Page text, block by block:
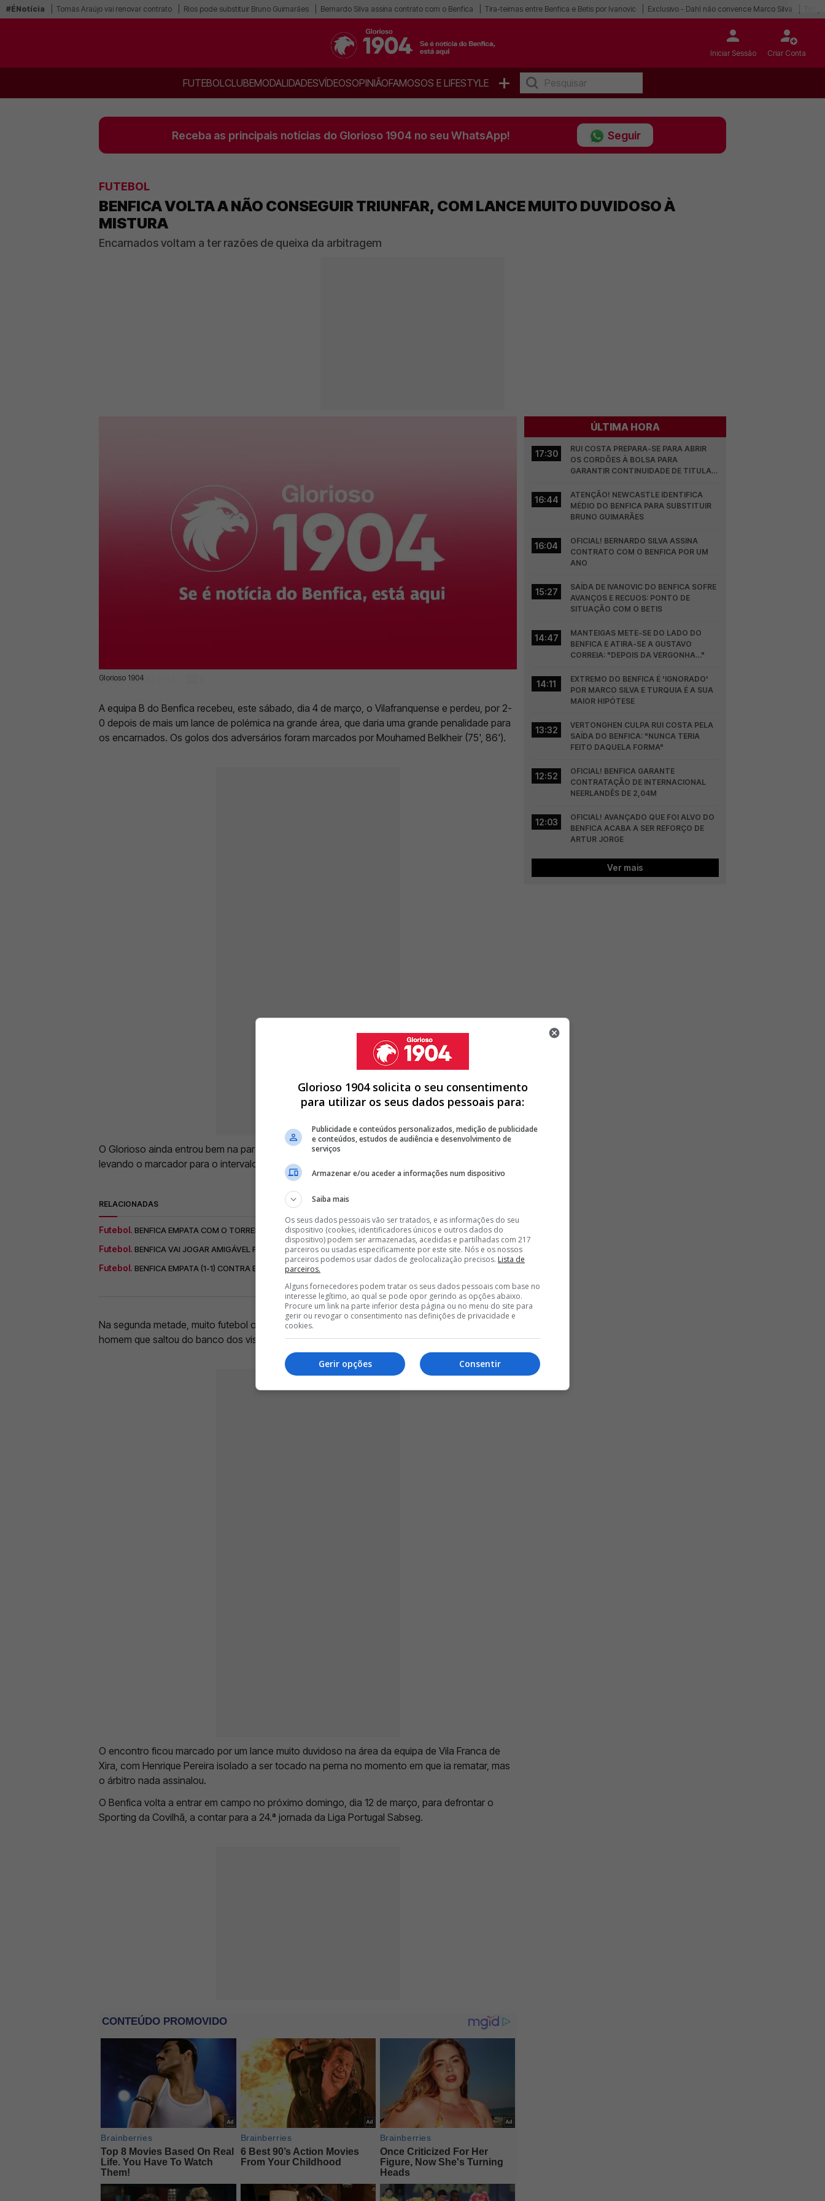
#ÉNotícia Tomás Araújo vai renovar contrato Ríos pode substituir Bruno Guimarães Bernardo Silva assina contrato com o Benfica Tira-teimas entre Benfica e Betis por Ivanovic Exclusivo - Dahl não convence Marco Silva
Iniciar Sessão Criar Conta
FUTEBOLCLUBEMODALIDADESVÍDEOSOPINIÃOFAMOSOS E LIFESTYLE +
Receba as principais notícias do Glorioso 1904 no seu WhatsApp! Seguir
FUTEBOL
BENFICA VOLTA A NÃO CONSEGUIR TRIUNFAR, COM LANCE MUITO DUVIDOSO À
MISTURA
Encarnados voltam a ter razões de queixa da arbitragem
Glorioso 1904
04 Mar 2023 | 11:57 |
A equipa B do Benfica recebeu, este sábado, dia 4 de março, o Vilafranquense e perdeu, por 2-
0 depois de mais um lance de polémica na grande área, que daria uma grande penalidade para
os encarnados. Os golos dos adversários foram marcados por Mouhamed Belkheir (75', 86').
O Glorioso ainda entrou bem na partida, impondo-se a um dos melhores conjuntos da divisão,
levando o marcador para o intervalo com um nulo.
RELACIONADAS
Futebol. BENFICA EMPATA COM O TORREENSE (1-1) E VOLTA A FRAQUEJAR
Futebol. BENFICA VAI JOGAR AMIGÁVEL FRENTE AO AL NASSR DAQUI A POUCOS DIAS
Futebol. BENFICA EMPATA (1-1) CONTRA EQUIPA DA LIGA 3 E AINDA NÃO VENCEU
< >
Na segunda metade, muito futebol ofensivo e as águias esqueceram-se de defender, com um
homem que saltou do banco dos visitantes a resolver a partida.
O encontro ficou marcado por um lance muito duvidoso na área da equipa de Vila Franca de
Xira, com Henrique Pereira isolado a ser tocado na perna no momento em que ia rematar, mas
o árbitro nada assinalou.
O Benfica volta a entrar em campo no próximo domingo, dia 12 de março, para defrontar o
Sporting da Covilhã, a contar para a 24.ª jornada da Liga Portugal Sabseg.
ÚLTIMA HORA
17:30
RUI COSTA PREPARA-SE PARA ABRIR
OS CORDÕES À BOLSA PARA
GARANTIR CONTINUIDADE DE TITULAR
16:44
ATENÇÃO! NEWCASTLE IDENTIFICA
MÉDIO DO BENFICA PARA SUBSTITUIR
BRUNO GUIMARÃES
16:04
OFICIAL! BERNARDO SILVA ASSINA
CONTRATO COM O BENFICA POR UM
ANO
15:27
SAÍDA DE IVANOVIC DO BENFICA SOFRE
AVANÇOS E RECUOS: PONTO DE
SITUAÇÃO COM O BETIS
14:47
MANTEIGAS METE-SE DO LADO DO
BENFICA E ATIRA-SE A GUSTAVO
CORREIA: "DEPOIS DA VERGONHA…"
14:11
EXTREMO DO BENFICA É 'IGNORADO'
POR MARCO SILVA E TURQUIA É A SUA
MAIOR HIPÓTESE
13:32
VERTONGHEN CULPA RUI COSTA PELA
SAÍDA DO BENFICA: "NUNCA TERIA
FEITO DAQUELA FORMA"
12:52
OFICIAL! BENFICA GARANTE
CONTRATAÇÃO DE INTERNACIONAL
NEERLANDÊS DE 2,04M
12:03
OFICIAL! AVANÇADO QUE FOI ALVO DO
BENFICA ACABA A SER REFORÇO DE
ARTUR JORGE
Ver mais
Glorioso 1904 solicita o seu consentimento
para utilizar os seus dados pessoais para:
Publicidade e conteúdos personalizados, medição de publicidade
e conteúdos, estudos de audiência e desenvolvimento de
serviços
Armazenar e/ou aceder a informações num dispositivo
Saiba mais
Os seus dados pessoais vão ser tratados, e as informações do seu
dispositivo (cookies, identificadores únicos e outros dados do
dispositivo) podem ser armazenadas, acedidas e partilhadas com 217
parceiros ou usadas especificamente por este site. Nós e os nossos
parceiros podemos usar dados de geolocalização precisos. Lista de
parceiros.
Alguns fornecedores podem tratar os seus dados pessoais com base no
interesse legítimo, ao qual se pode opor gerindo as opções abaixo.
Procure um link na parte inferior desta página ou no menu do site para
gerir ou revogar o consentimento nas definições de privacidade e
cookies.
Consentir
Gerir opções